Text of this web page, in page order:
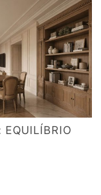
EQUILÍBRIO